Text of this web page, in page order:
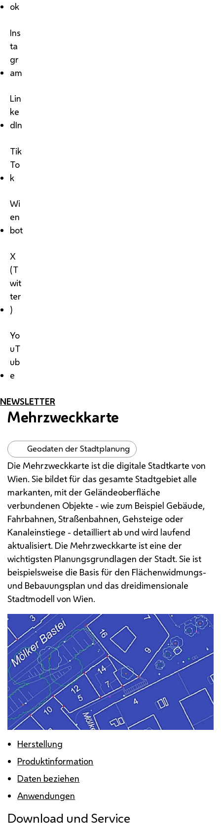
ok
Ins
ta
gr
am
Lin
ke
dIn
Tik
To
k
Wi
en
bot
X
(T
wit
ter
)
Yo
uT
ub
e
NEWSLETTER
Mehrzweckkarte
Geodaten der Stadtplanung
Die Mehrzweckkarte ist die digitale Stadtkarte von
Wien. Sie bildet für das gesamte Stadtgebiet alle
markanten, mit der Geländeoberfläche
verbundenen Objekte - wie zum Beispiel Gebäude,
Fahrbahnen, Straßenbahnen, Gehsteige oder
Kanaleinstiege - detailliert ab und wird laufend
aktualisiert. Die Mehrzweckkarte ist eine der
wichtigsten Planungsgrundlagen der Stadt. Sie ist
beispielsweise die Basis für den Flächenwidmungs-
und Bebauungsplan und das dreidimensionale
Stadtmodell von Wien.
Herstellung
Produktinformation
Daten beziehen
Anwendungen
Download und Service